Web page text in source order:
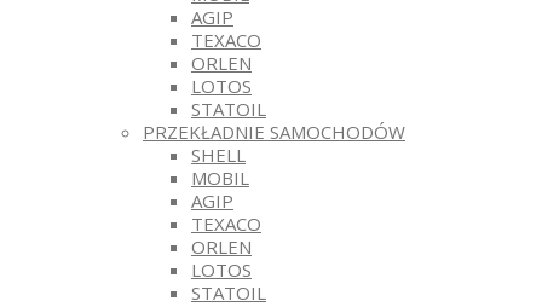
AGIP
TEXACO
ORLEN
LOTOS
STATOIL
PRZEKŁADNIE SAMOCHODÓW
SHELL
MOBIL
AGIP
TEXACO
ORLEN
LOTOS
STATOIL